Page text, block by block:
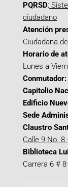
PQRSD:
ciudadano
Atención
Ciudadana
Horario de
Lunes a
Conmutador:
Capitolio
Edificio
Sede
Claustro
Calle 9 No. 8
Biblioteca
Carrera 6 #